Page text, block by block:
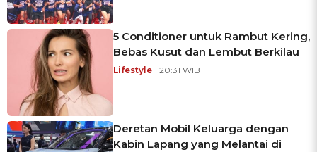
5 Conditioner untuk Rambut Kering,
Bebas Kusut dan Lembut Berkilau
Lifestyle | 20:31 WIB
Deretan Mobil Keluarga dengan
Kabin Lapang yang Melantai di